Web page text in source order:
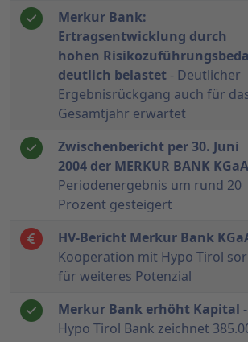
Merkur Bank:
Ertragsentwicklung durch
hohen
deutlich belastet - Deutlicher
Ergebnisrückgang auch für
Gesamtjahr erwartet
Zwischenbericht per 30. Juni
2004 der MERKUR BANK KGaA
Periodenergebnis um rund 20
Prozent gesteigert
HV-Bericht Merkur Bank
Kooperation mit Hypo Tirol
für weiteres Potenzial
Merkur Bank erhöht Kapital -
Hypo Tirol Bank zeichnet